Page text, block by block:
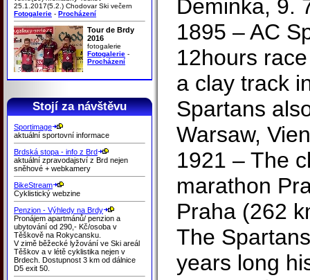
25.1.2017(5.2.) Chodovar Ski večern
Fotogalerie - Procházení
Tour de Brdy
2016
fotogalerie
Fotogalerie -
Procházení
Stojí za návštěvu
Sportimage
aktuální sportovní informace
Brdská stopa - info z Brd
aktuální zpravodajství z Brd nejen
sněhové + webkamery
BikeStream
Cyklistický webzine
Penzion - Výhledy na Brdy
Pronájem apartmánů/ penzion a
ubytování od 290,- Kč/osoba v
Těškově na Rokycansku.
V zimě běžecké lyžování ve Ski areál
Těškov a v létě cyklistika nejen v
Brdech. Dostupnost 3 km od dálnice
D5 exit 50.
Deminka, 9.
1895 – AC
12hours
a clay track
Spartans
Warsaw,
1921 – The
marathon
Praha (262
The
years long